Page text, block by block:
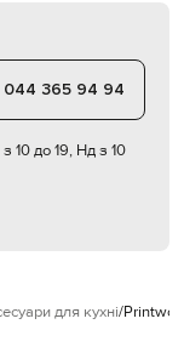
044 365 94 94
10 до 19, Нд з 10
для кухні